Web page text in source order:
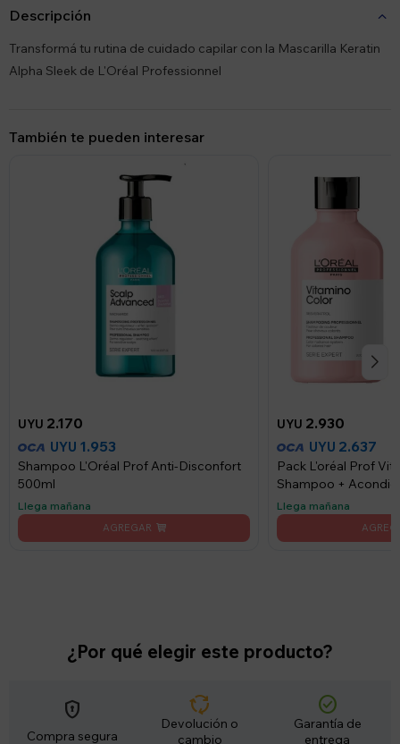
Descripción
Transformá tu rutina de cuidado capilar con la Mascarilla Keratin
Alpha Sleek de L'Oréal Professionnel
También te pueden interesar
UYU 2.170
UYU 1.953
Shampoo L'Oréal Prof Anti-Disconfort
500ml
Llega mañana
UYU 2.930
UYU 2.637
Pack L'oréal Prof
Shampoo +
Llega mañana
¿Por qué elegir este producto?
encrypted
Compra segura
cycle
Devolución o
cambio
check_circle
Garantía de
entrega